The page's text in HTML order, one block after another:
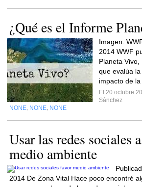
¿Qué es el Informe
Imagen:
2014 WWF
Planeta
que evalúa
impacto de la
El 20 octubre
Sánchez
NONE NONE NONE
Usar las redes sociales
medio ambiente
2014 De Zona Vital Hace poco encontré